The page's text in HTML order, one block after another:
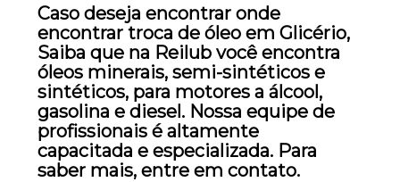
Caso deseja encontrar onde
encontrar troca de óleo em Glicério,
Saiba que na Reilub você encontra
óleos minerais, semi-sintéticos e
sintéticos, para motores a álcool,
gasolina e diesel. Nossa equipe de
profissionais é altamente
capacitada e especializada. Para
saber mais, entre em contato.